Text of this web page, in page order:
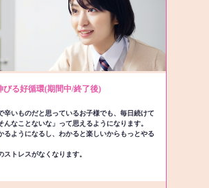
びる好循環(期間中/終了後)
辛いものだと思っているお子様でも、毎日続けて
んなことないな」って思えるようになります。
るようになるし、わかると楽しいからもっとやる
ストレスがなくなります。